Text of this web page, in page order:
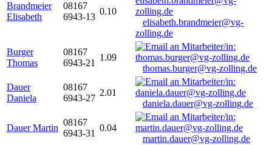
Brandmeier
Elisabeth
08167
6943-13
0.10
elisabeth.brandmeier@vg-
zolling.de
Burger
Thomas
08167
6943-21
1.09
thomas.burger@vg-zolling.de
Dauer
Daniela
08167
6943-27
2.01
daniela.dauer@vg-zolling.de
Dauer Martin
08167
6943-31
0.04
martin.dauer@vg-zolling.de